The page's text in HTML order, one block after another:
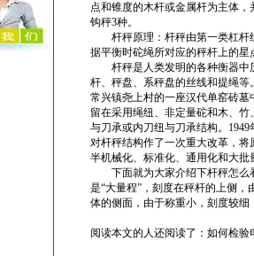
点和锥度的木杆或金属杆为主体
钩秤3种。
杆秤原理：杆秤由第一类杠杆组
据平衡时砣绳所对应的秤杆上的
杆秤是人类发明的各种衡器中历
杆、秤盘、系秤盘的丝线和提绳等
常兴镇尧上村的一座汉代单窑砖
留在采用绳纽、非定量砣和木、
与刀承或内刀纽与刀承结构。
对杆秤结构作了一次重大改革，
半机械化、标准化、通用化和大批
下面就为大家介绍下杆秤怎么
是“大量程”，刻度在秤杆的上侧，
体的侧面，由于称重小，刻度较细
阅读本文的人还阅读了： 如何检验